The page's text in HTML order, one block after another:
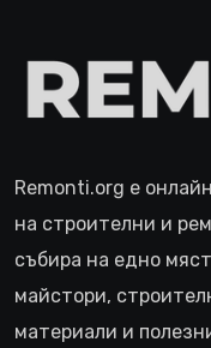
Remonti.org е
на строителни и
събира на едно
майстори,
материали и